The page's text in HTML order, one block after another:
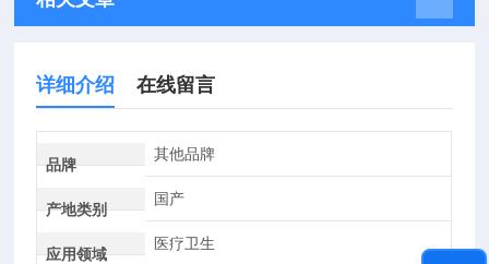
详细介绍 在线留言
品牌
其他品牌
产地类别
国产
应用领域
医疗卫生